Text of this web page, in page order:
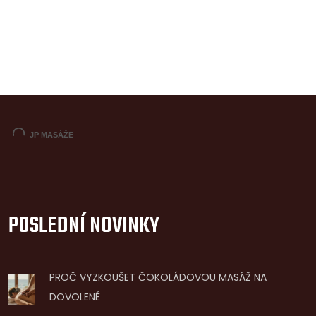
POSLEDNÍ NOVINKY
PROČ VYZKOUŠET ČOKOLÁDOVOU MASÁŽ NA
DOVOLENÉ